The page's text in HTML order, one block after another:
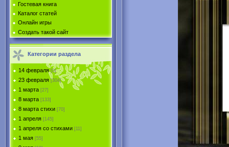
Гостевая книга
Каталог статей
Онлайн игры
Создать такой сайт
Категории раздела
14 февраля [0]
23 февраля [304]
1 марта [27]
8 марта [133]
8 марта стихи [70]
1 апреля [145]
1 апреля со стихами [11]
1 мая [55]